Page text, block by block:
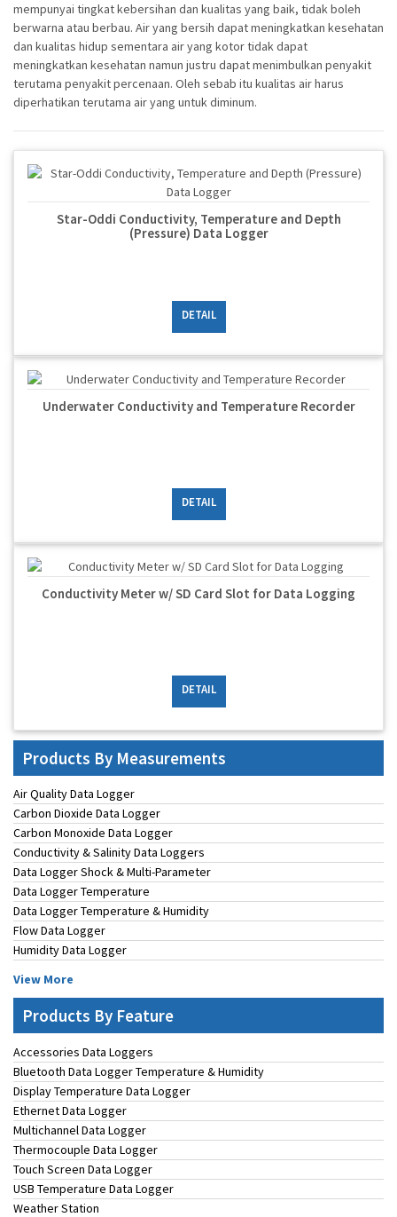
mempunyai tingkat kebersihan dan kualitas yang baik, tidak boleh
berwarna atau berbau. Air yang bersih dapat meningkatkan kesehatan
dan kualitas hidup sementara air yang kotor tidak dapat
meningkatkan kesehatan namun justru dapat menimbulkan penyakit
terutama penyakit percenaan. Oleh sebab itu kualitas air harus
diperhatikan terutama air yang untuk diminum.
Star-Oddi Conductivity, Temperature and Depth
(Pressure) Data Logger
DETAIL
Underwater Conductivity and Temperature Recorder
DETAIL
Conductivity Meter w/ SD Card Slot for Data Logging
DETAIL
Products By Measurements
Air Quality Data Logger
Carbon Dioxide Data Logger
Carbon Monoxide Data Logger
Conductivity & Salinity Data Loggers
Data Logger Shock & Multi-Parameter
Data Logger Temperature
Data Logger Temperature & Humidity
Flow Data Logger
Humidity Data Logger
View More
Products By Feature
Accessories Data Loggers
Bluetooth Data Logger Temperature & Humidity
Display Temperature Data Logger
Ethernet Data Logger
Multichannel Data Logger
Thermocouple Data Logger
Touch Screen Data Logger
USB Temperature Data Logger
Weather Station